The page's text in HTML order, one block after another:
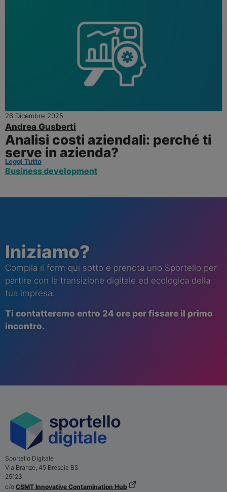
26 Dicembre 2025
Andrea Gusberti
Analisi costi aziendali: perché ti
serve in azienda?
Leggi Tutto
Business development
Iniziamo?
Compila il form qui sotto e prenota uno Sportello per
partire con la transizione digitale ed ecologica della
tua impresa.
Ti contatteremo entro 24 ore per fissare il primo
incontro.
Sportello Digitale
Via Branze, 45 Brescia BS
25123
c/o CSMT Innovative Contamination Hub